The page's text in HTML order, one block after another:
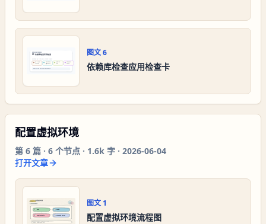
图文6
依赖库检查应用检查卡
配置虚拟环境
第 6 篇 · 6 个节点 · 1.6k 字 · 2026-06-04
打开文章
图文 1
配置虚拟环境流程图